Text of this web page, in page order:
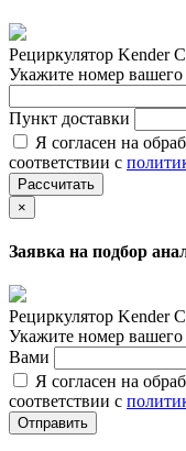
Рециркулятор Kender
Укажите номер
Пункт доставки
Я согласен на
соответствии с
Рассчитать
×
Заявка на подбор
Рециркулятор Kender
Укажите номер вашего
Вами
Я согласен на
соответствии с
Отправить